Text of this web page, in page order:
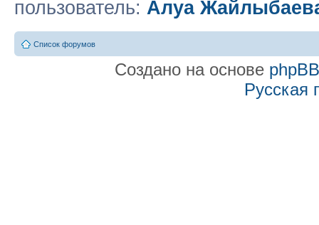
пользователь: Алуа
Список форумов
Создано на основе phpBB
Русская